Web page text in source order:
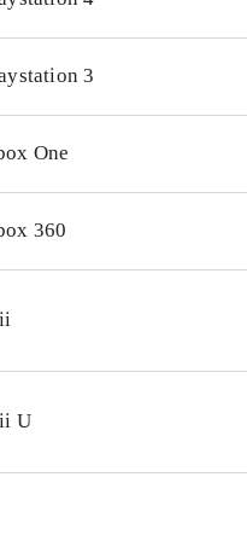
på Wii U. Både Wii og
trilogy som indeholder
.
koncept og
3
One
360
U